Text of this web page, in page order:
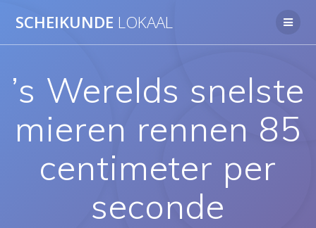
naar
SCHEIKUNDE LOKAAL
’s Werelds snelste
mieren rennen 85
centimeter per
seconde